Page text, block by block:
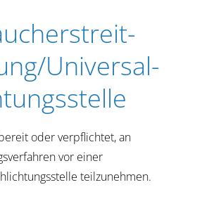
Universal­
oder verpflichtet, an
vor einer
teilzunehmen.